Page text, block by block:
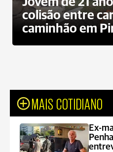
colisão entre
caminhão em
MAIS COTIDIANO
Ex-